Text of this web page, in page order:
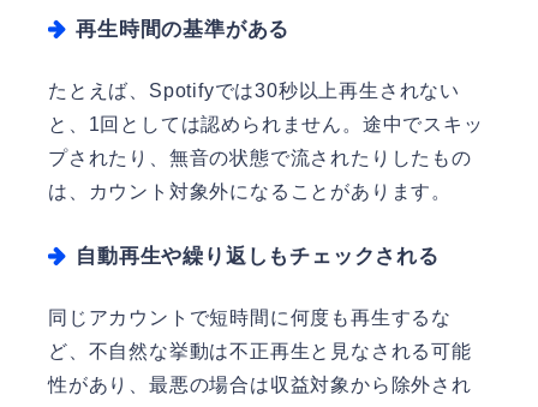
再生時間の基準がある
たとえば、Spotifyでは30秒以上再生されない
と、1回としては認められません。途中でスキッ
プされたり、無音の状態で流されたりしたもの
は、カウント対象外になることがあります。
自動再生や繰り返しもチェックされる
同じアカウントで短時間に何度も再生するな
ど、不自然な挙動は不正再生と見なされる可能
性があり、最悪の場合は収益対象から除外され